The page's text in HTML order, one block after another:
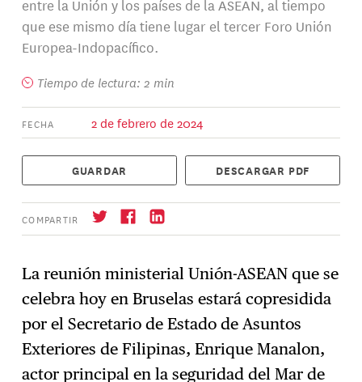
entre la Unión y los países de la ASEAN, al tiempo
que ese mismo día tiene lugar el tercer Foro Unión
Europea-Indopacífico.
Tiempo de lectura: 2 min
FECHA 2 de febrero de 2024
GUARDAR DESCARGAR PDF
COMPARTIR
→ Suscríbase
La reunión ministerial Unión-ASEAN que se
celebra hoy en Bruselas estará copresidida
por el Secretario de Estado de Asuntos
Exteriores de Filipinas, Enrique Manalon,
actor principal en la seguridad del Mar de